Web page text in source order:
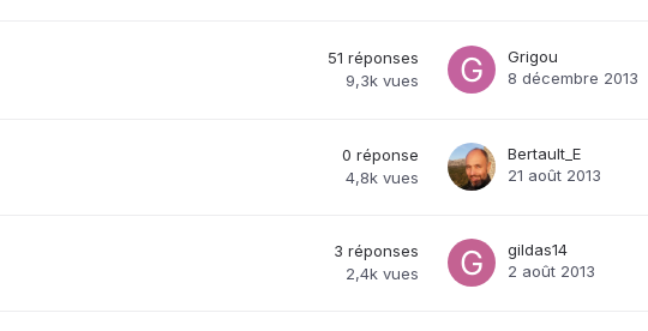
51 réponses
9,3k vues
Grigou
8 décembre 2013
0 réponse
4,8k vues
Bertault_E
21 août 2013
3 réponses
2,4k vues
gildas14
2 août 2013